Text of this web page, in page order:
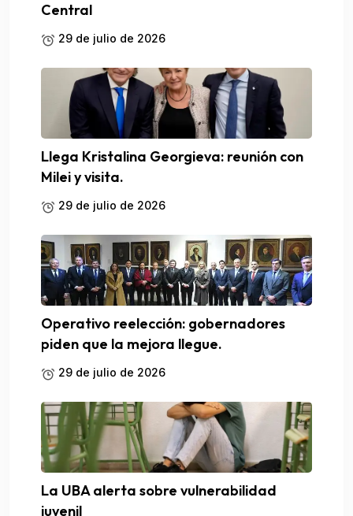
Central
29 de julio de 2026
Llega Kristalina Georgieva: reunión con
Milei y visita.
29 de julio de 2026
Operativo reelección: gobernadores
piden que la mejora llegue.
29 de julio de 2026
La UBA alerta sobre vulnerabilidad
juvenil